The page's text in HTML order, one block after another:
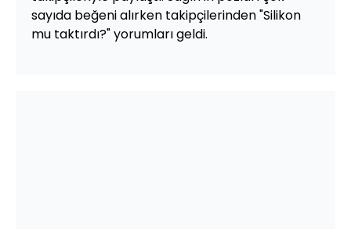
sayıda beğeni alırken takipçilerinden "Silikon
mu taktırdı?" yorumları geldi.